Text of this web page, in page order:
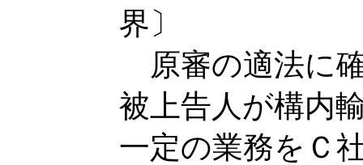
界〕
原審の適法に
被上告人が構内
一定の業務をＣ